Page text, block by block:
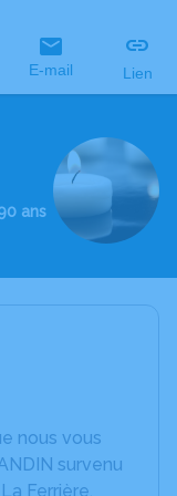
E-mail Lien
ans
nous vous
survenu
Ferrière.